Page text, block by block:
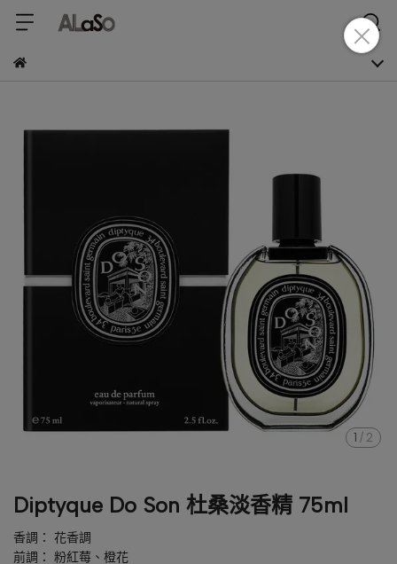
1 / 2
Diptyque Do Son 杜桑淡香精 75ml
香調： 花香調
前調： 粉紅莓、橙花